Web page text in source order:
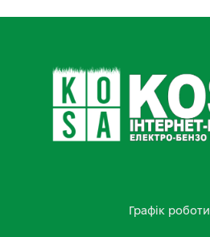
Графік роботи